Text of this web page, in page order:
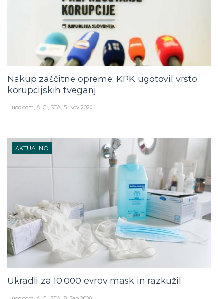
Nakup zaščitne opreme: KPK ugotovil vrsto
korupcijskih tveganj
Hudo.com A. G., STA 5. Nov 2020
AKTUALNO
Ukradli za 10.000 evrov mask in razkužil